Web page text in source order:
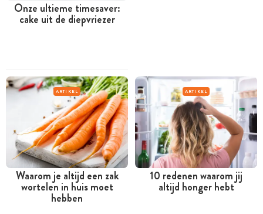
Onze ultieme timesaver:
cake uit de diepvriezer
ARTIKEL
Waarom je altijd een zak
wortelen in huis moet
hebben
ARTIKEL
10 redenen waarom jij
altijd honger hebt